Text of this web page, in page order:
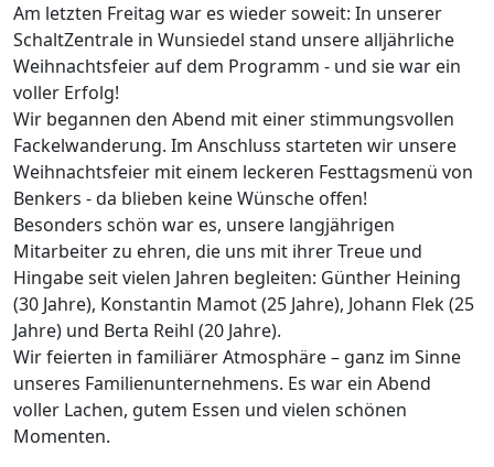
Am letzten Freitag war es wieder soweit: In unserer
SchaltZentrale in Wunsiedel stand unsere alljährliche
Weihnachtsfeier auf dem Programm - und sie war ein
voller Erfolg!
Wir begannen den Abend mit einer stimmungsvollen
Fackelwanderung. Im Anschluss starteten wir unsere
Weihnachtsfeier mit einem leckeren Festtagsmenü von
Benkers - da blieben keine Wünsche offen!
Besonders schön war es, unsere langjährigen
Mitarbeiter zu ehren, die uns mit ihrer Treue und
Hingabe seit vielen Jahren begleiten: Günther Heining
(30 Jahre), Konstantin Mamot (25 Jahre), Johann Flek (25
Jahre) und Berta Reihl (20 Jahre).
Wir feierten in familiärer Atmosphäre – ganz im Sinne
unseres Familienunternehmens. Es war ein Abend
voller Lachen, gutem Essen und vielen schönen
Momenten.